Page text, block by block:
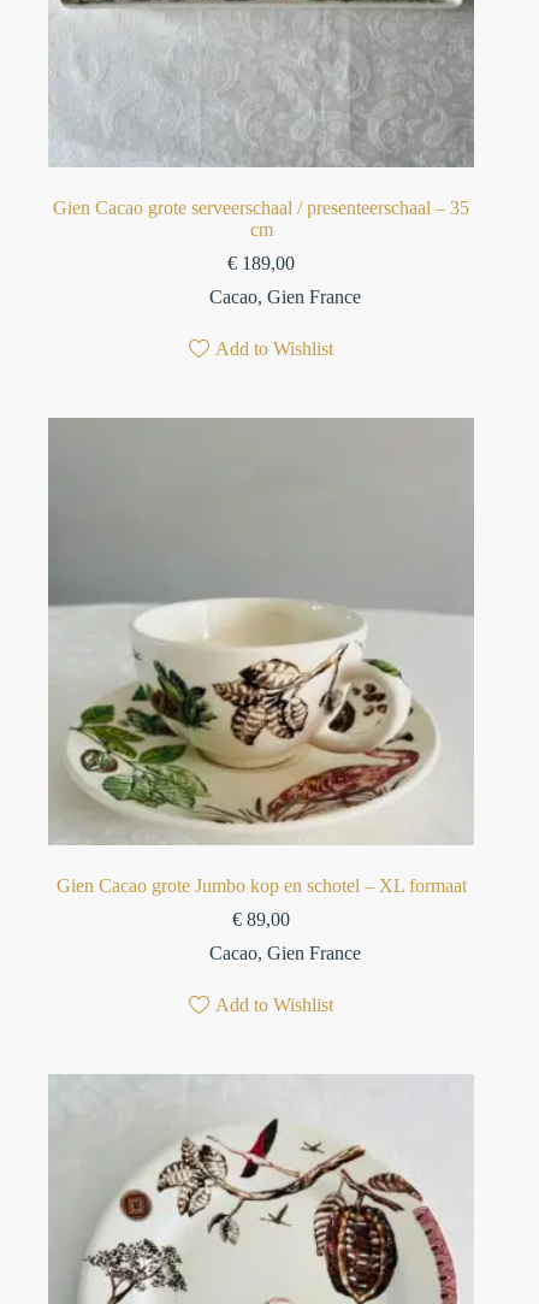
Gien Cacao grote serveerschaal / presenteerschaal – 35
cm
€ 189,00
Cacao,Gien France
Add to Wishlist
Gien Cacao grote Jumbo kop en schotel – XL formaat
€ 89,00
Cacao,Gien France
Add to Wishlist